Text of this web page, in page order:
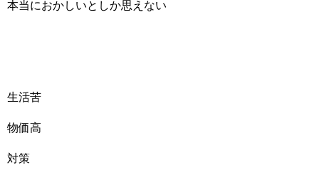
本当におかしいとしか思えない
生活苦
物価高
対策